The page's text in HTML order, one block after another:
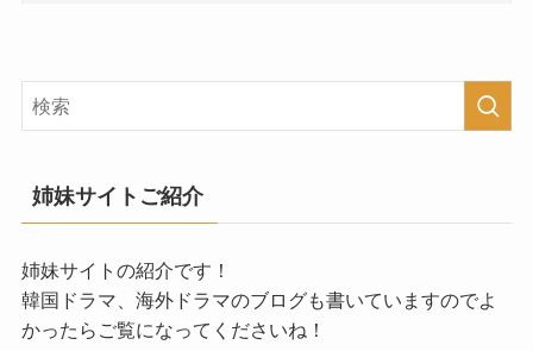
姉妹サイトご紹介
姉妹サイトの紹介です！
韓国ドラマ、海外ドラマのブログも書いていますのでよ
かったらご覧になってくださいね！